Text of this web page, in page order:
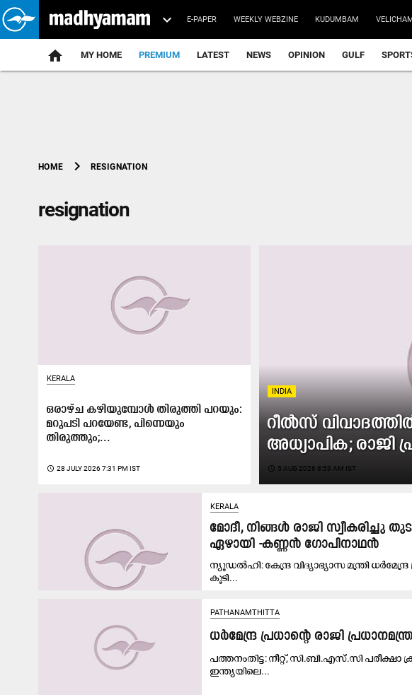
E-PAPER WEEKLY WEBZINE KUDUMBAM
home MY HOME PREMIUM LATEST NEWS OPINION GULF
HOME chevron_right RESIGNATION
resignation
INDIA
റീൽസ്
അധ്യാപിക; രാജി
access_time 5 AUG 2026 8:53 AM IST
KERALA
ഒരാഴ്ച കഴിയുമ്പോൾ തിരുത്തി പറയും:
മറുപടി പറയേണ്ട, പിന്നെയും
തിരുത്തും;...
access_time 28 JULY 2026 7:31 PM IST
KERALA
മോദീ, നിങ്ങൾ രാജി സ്വീകരിച്ചു
ഏഴായി -കണ്ണൻ ​ഗോപിനാഥൻ
ന്യൂഡൽഹി: കേന്ദ്ര വിദ്യാഭ്യാസ മന്ത്രി
കൂടി...
PATHANAMTHITTA
ധർമേന്ദ്ര പ്രധാന്റെ രാജി
പത്തനംതിട്ട: നീറ്റ്, സി.ബി.എസ്‌.സി പരീക്ഷാ
ഇന്ത്യയിലെ...